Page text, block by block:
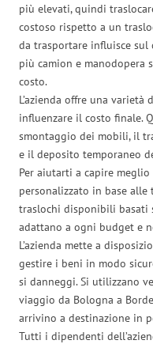
più elevati, quindi
costoso rispetto a un
da trasportare influisce sul
più camion e manodopera
costo.
L’azienda offre una
influenzare il costo finale.
smontaggio dei mobili, il
e il deposito temporaneo
Per aiutarti a capire
personalizzato in base
traslochi disponibili basati
adattano a ogni budget e
L’azienda mette a
gestire i beni in modo
si danneggi. Si utilizzano
viaggio da Bologna a
arrivino a destinazione in
Tutti i dipendenti